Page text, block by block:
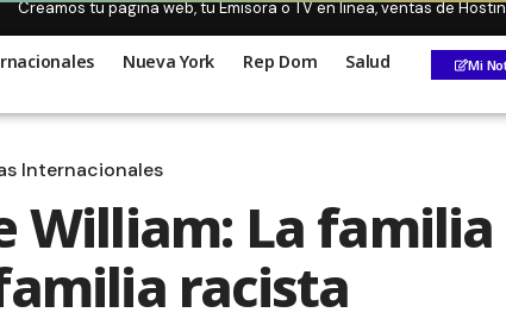
Creamos tu pagina web, tu Emisora o TV en linea, ventas de
Nueva York Rep Dom Salud Mi
Internacionales
William: La
racista